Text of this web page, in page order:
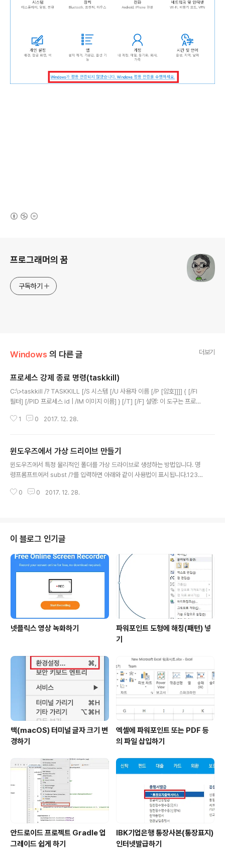
프로그래머의 꿈
구독하기
Windows 의 다른 글 더보기
프로세스 강제 종료 명령(taskkill)
C:\>taskkill /? TASKKILL [/S 시스템 [/U 사용자 이름 [/P [암호]]]] { [/FI
필터] [/PID 프로세스 id | /IM 이미지 이름] } [/T] [/F] 설명: 이 도구는 프로세
록: /S 시스템 연결할 원격 시스템을 지정합니다. /U [도메인\]사용자 명령을 실
는 필터를 적용합니다. "*"를 사용할 수 있습니다. 예: imagename eq acme
* /PID 프로세스_ID 종료할 프로세스의 PID를 지정합니다. TaskList..
1 0 2017. 12. 28.
윈도우즈에서 가상 드리이브 만들기
윈도우즈에서 특정 물리적인 폴더를 가상 드라이브로 생성하는 방법입니다. 명
령프롬프트에서 subst /?를 입력하면 아래와 같이 사용법이 표시됩니다.1234
[드라이브1: [드라이브2:]경로]SUBST 드라이브1: /D 드라이브1: 경로에 지정
가상 드라이브 생성 예subst X: C:\Windows - 가상 드라이브 삭제 예subst
X: /D
0 0 2017. 12. 28.
이 블로그 인기글
넷플릭스 영상 녹화하기
파워포인트 도형에 해칭(패턴) 넣
기
맥(macOS) 터미널 글자 크기 변
경하기
엑셀에 파워포인트 또는 PDF 등
의 파일 삽입하기
안드로이드 프로젝트 Gradle 업
그레이드 쉽게 하기
IBK기업은행 통장사본(통장표지)
인터넷발급하기